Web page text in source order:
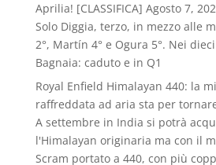
Aprilia! [CLASSIFICA] Agosto 7,
Solo Diggia, terzo, in mezzo alle
2°, Martín 4° e Ogura 5°. Nei
Bagnaia: caduto e in Q1
Royal Enfield Himalayan 440: la
raffreddata ad aria sta per
A settembre in India si potrà
l'Himalayan originaria ma con il
Scram portato a 440, con più